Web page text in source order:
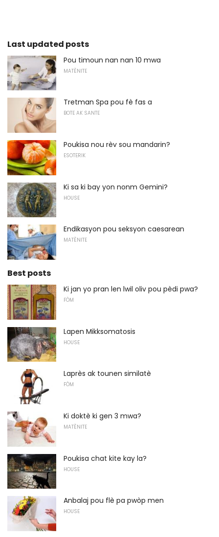
Last updated posts
Pou timoun nan nan 10 mwa
MATÈNITE
Tretman Spa pou fè fas a
BOTE AK SANTE
Poukisa nou rèv sou mandarin?
ESOTERIK
Ki sa ki bay yon nonm Gemini?
HOUSE
Endikasyon pou seksyon caesarean
MATÈNITE
Best posts
Ki jan yo pran len lwil oliv pou pèdi pwa?
FÒM
Lapen Mikksomatosis
HOUSE
Laprès ak tounen similatè
FÒM
Ki doktè ki gen 3 mwa?
MATÈNITE
Poukisa chat kite kay la?
HOUSE
Anbalaj pou flè pa pwòp men
HOUSE